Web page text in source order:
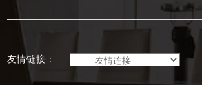
友情链接：